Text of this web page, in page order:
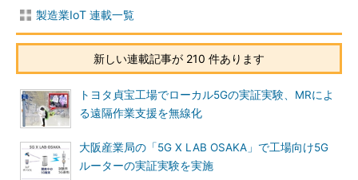
製造業IoT 連載一覧
新しい連載記事が 210 件あります
トヨタ貞宝工場でローカル5Gの実証実験、MRによ
る遠隔作業支援を無線化
大阪産業局の「5G X LAB OSAKA」で工場向け5G
ルーターの実証実験を実施